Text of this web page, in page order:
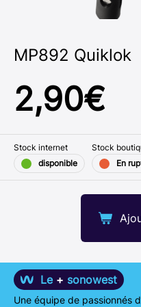
MP892 Quiklok
2,90€
Stock internet
disponible
Stock
En
Le + sonowest
Une équipe de passionnés